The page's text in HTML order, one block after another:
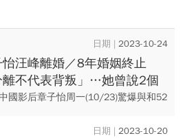
2023-10-24
汪峰離婚／8年婚姻終止
離不代表背叛」…她曾說2個
就什麼都好，154億財產如何
國影后章子怡周一(10/23)驚爆與和52
聲明承認離婚，結束8年婚姻。 章子怡
2023-10-20